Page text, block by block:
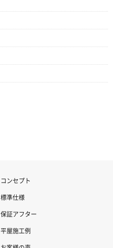
コンセプト
標準仕様
保証アフター
平屋施工例